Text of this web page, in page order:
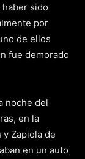
sido
por
de ellos
fue demorado
noche del
en la
Zapiola de
en un auto